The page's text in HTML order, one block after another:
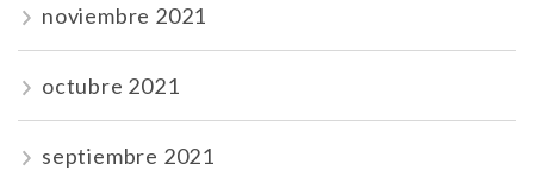
noviembre 2021
octubre 2021
septiembre 2021